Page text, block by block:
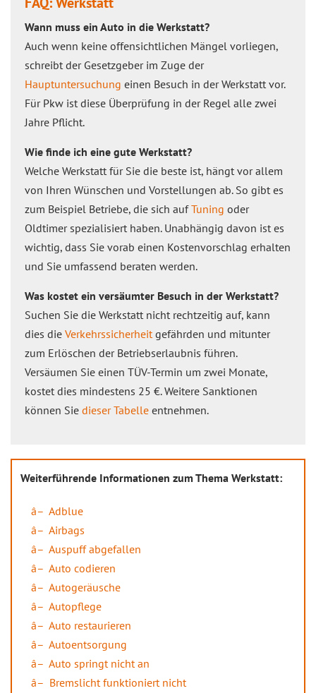
Wann muss ein Auto in die Werkstatt?
Auch wenn keine offensichtlichen Mängel vorliegen,
schreibt der Gesetzgeber im Zuge der
Hauptuntersuchung einen Besuch in der Werkstatt vor.
Für Pkw ist diese Überprüfung in der Regel alle zwei
Jahre Pflicht.
Wie finde ich eine gute Werkstatt?
Welche Werkstatt für Sie die beste ist, hängt vor allem
von Ihren Wünschen und Vorstellungen ab. So gibt es
zum Beispiel Betriebe, die sich aufTuning oder
Oldtimer spezialisiert haben. Unabhängig davon ist es
wichtig, dass Sie vorab einen Kostenvorschlag erhalten
und Sie umfassend beraten werden.
Was kostet ein versäumter Besuch in der Werkstatt?
Suchen Sie die Werkstatt nicht rechtzeitig auf, kann
dies die Verkehrssicherheitgefährden und mitunter
zum Erlöschen der Betriebserlaubnis führen.
Versäumen Sie einen TÜV-Termin um zwei Monate,
kostet dies mindestens 25 €. Weitere Sanktionen
können Sie dieser Tabelle entnehmen.
Weiterführende Informationen zum Thema Werkstatt:
Adblue
Airbags
Auspuff abgefallen
Auto codieren
Autogeräusche
Autopflege
Auto restaurieren
Autoentsorgung
Auto springt nicht an
Bremslicht funktioniert nicht